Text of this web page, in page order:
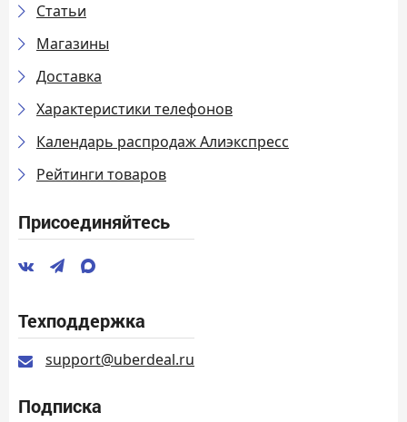
Статьи
Магазины
Доставка
Характеристики телефонов
Календарь распродаж Алиэкспресс
Рейтинги товаров
Присоединяйтесь
Техподдержка
support@uberdeal.ru
Подписка